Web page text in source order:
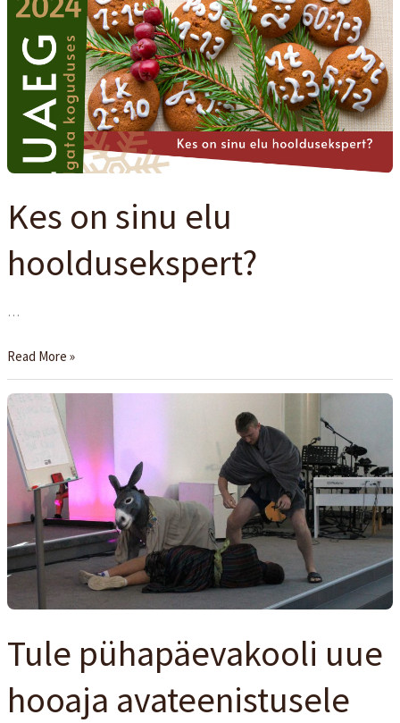
Kes on sinu elu
hooldusekspert?
…
on
sinu
elu
hooldusekspert?
Read More »
Tule pühapäevakooli uue
hooaja avateenistusele
Tule
pühapäevakooli
uue
hooaja
avateenistusele